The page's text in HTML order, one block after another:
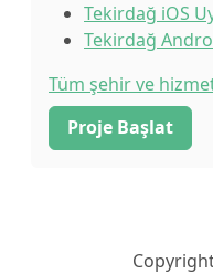
Tekirdağ iOS
Tekirdağ
Tüm şehir ve
Proje Başlat